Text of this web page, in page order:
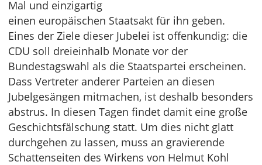
Mal und einzigartig
einen europäischen Staatsakt für ihn geben.
Eines der Ziele dieser Jubelei ist offenkundig: die
CDU soll dreieinhalb Monate vor der
Bundestagswahl als die Staatspartei erscheinen.
Dass Vertreter anderer Parteien an diesen
Jubelgesängen mitmachen, ist deshalb besonders
abstrus. In diesen Tagen findet damit eine große
Geschichtsfälschung statt. Um dies nicht glatt
durchgehen zu lassen, muss an gravierende
Schattenseiten des Wirkens von Helmut Kohl